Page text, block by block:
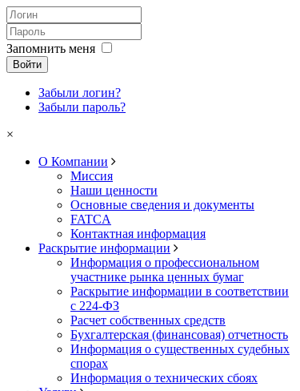
Запомнить меня
Войти
Забыли логин?
Забыли пароль?
×
О Компании
Миссия
Наши ценности
Основные сведения и документы
FATCA
Контактная информация
Раскрытие информации
Информация о профессиональном
участнике рынка ценных бумаг
Раскрытие информации в соответствии
с 224-ФЗ
Расчет собственных средств
Бухгалтерская (финансовая) отчетность
Информация о существенных судебных
спорах
Информация о технических сбоях